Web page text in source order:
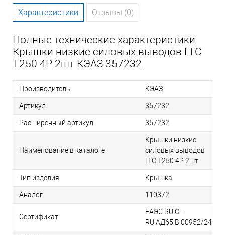
Характеристики Отзывы (0)
Полные технические характеристики
Крышки низкие силовых выводов LTC
T250 4P 2шт КЭАЗ 357232
Производитель КЭАЗ
Артикул 357232
Расширенный артикул 357232
Наименование в каталоге
Крышки низкие
силовых выводов
LTC T250 4P 2шт
Тип изделия Крышка
Аналог 110372
Сертификат
ЕАЭС RU С-
RU.АД65.В.00952/24